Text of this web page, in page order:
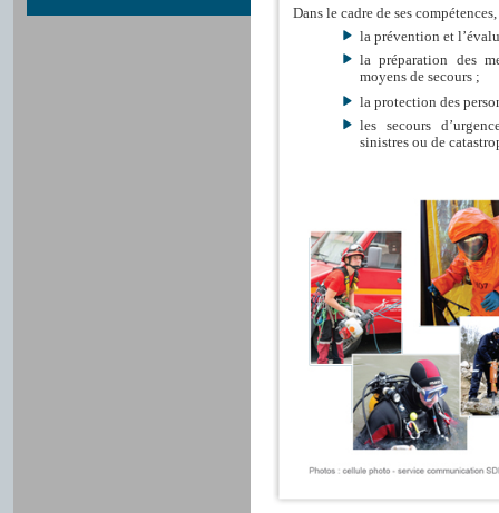
Dans le cadre de ses
la prévention et
la préparation des
moyens de secours ;
la protection des
les secours
sinistres ou de